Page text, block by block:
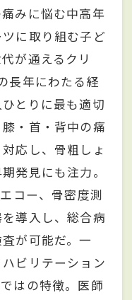
みに悩む中高年
に取り組む子ど
が通えるクリ
長年にわたる経
とりに最も適切
・首・背中の痛
応し、骨粗しょ
発見にも注力。
コー、骨密度測
導入し、総合病
が可能だ。一
ビリテーション
はの特徴。医師